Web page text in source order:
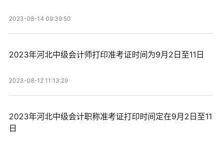
2023-08-14 09:39:50
2023年河北中级会计师打印准考证时间为9月2日至11日
2023-08-12 11:13:29
2023年河北中级会计职称准考证打印时间定在9月2日至11
日